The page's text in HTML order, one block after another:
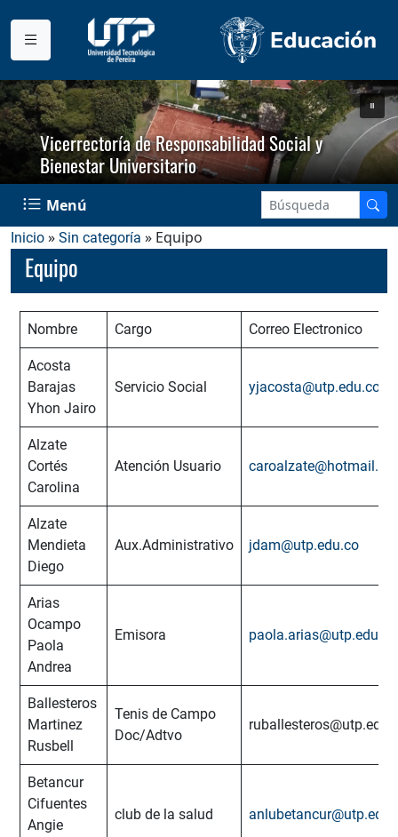
Vicerrectoría de Responsabilidad Social y
Bienestar Universitario
Menú
Inicio » Sin categoría » Equipo
Equipo
Nombre Cargo Correo Electronico
Acosta
Barajas
Yhon Jairo
Servicio Social yjacosta@utp.edu.co
Alzate
Cortés
Carolina
Atención Usuario
Alzate
Mendieta
Diego
Aux.Administrativo jdam@utp.edu.co
Arias
Ocampo
Paola
Andrea
Emisora paola.arias@utp.edu.co
Ballesteros
Martinez
Rusbell
Tenis de Campo
Doc/Adtvo
Betancur
Cifuentes
Angie
club de la salud